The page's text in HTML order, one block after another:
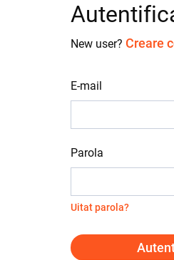
New user? Creare
E-mail
Parola
Uitat parola?